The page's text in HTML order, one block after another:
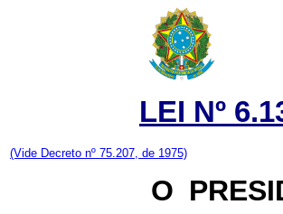
LEI Nº
(Vide Decreto nº 75.207, de 1975)
O